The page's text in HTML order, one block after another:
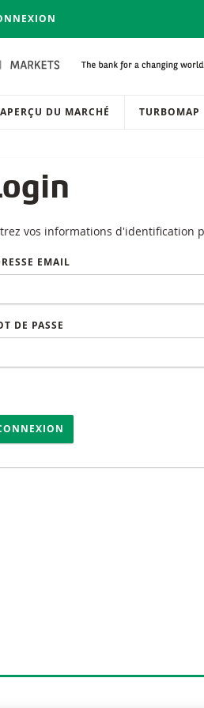
sur le site
APERÇU DU MARCHÉ TURBOMAP
vos informations d'identification
EMAIL
DE PASSE